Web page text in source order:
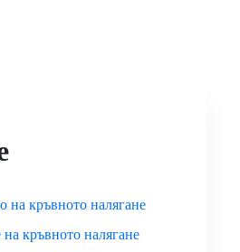
на кръвното налягане
кръвното налягане